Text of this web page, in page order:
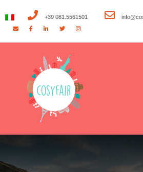
+39 081.5561501